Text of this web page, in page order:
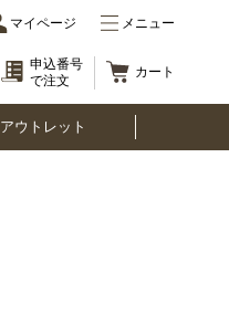
マイページ メニュー
申込番号
で注文
カート
アウトレット